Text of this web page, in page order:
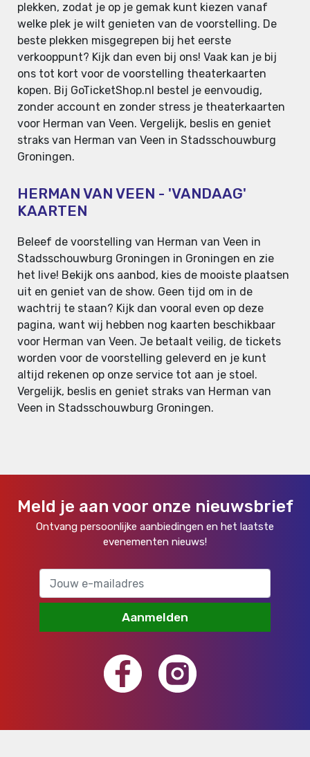
plekken, zodat je op je gemak kunt kiezen vanaf
welke plek je wilt genieten van de voorstelling. De
beste plekken misgegrepen bij het eerste
verkooppunt? Kijk dan even bij ons! Vaak kan je bij
ons tot kort voor de voorstelling theaterkaarten
kopen. Bij GoTicketShop.nl bestel je eenvoudig,
zonder account en zonder stress je theaterkaarten
voor Herman van Veen. Vergelijk, beslis en geniet
straks van Herman van Veen in Stadsschouwburg
Groningen.
HERMAN VAN VEEN - 'VANDAAG'
KAARTEN
Beleef de voorstelling van Herman van Veen in
Stadsschouwburg Groningen in Groningen en zie
het live! Bekijk ons aanbod, kies de mooiste plaatsen
uit en geniet van de show. Geen tijd om in de
wachtrij te staan? Kijk dan vooral even op deze
pagina, want wij hebben nog kaarten beschikbaar
voor Herman van Veen. Je betaalt veilig, de tickets
worden voor de voorstelling geleverd en je kunt
altijd rekenen op onze service tot aan je stoel.
Vergelijk, beslis en geniet straks van Herman van
Veen in Stadsschouwburg Groningen.
Meld je aan voor onze nieuwsbrief
Ontvang persoonlijke aanbiedingen en het laatste
evenementen nieuws!
Aanmelden